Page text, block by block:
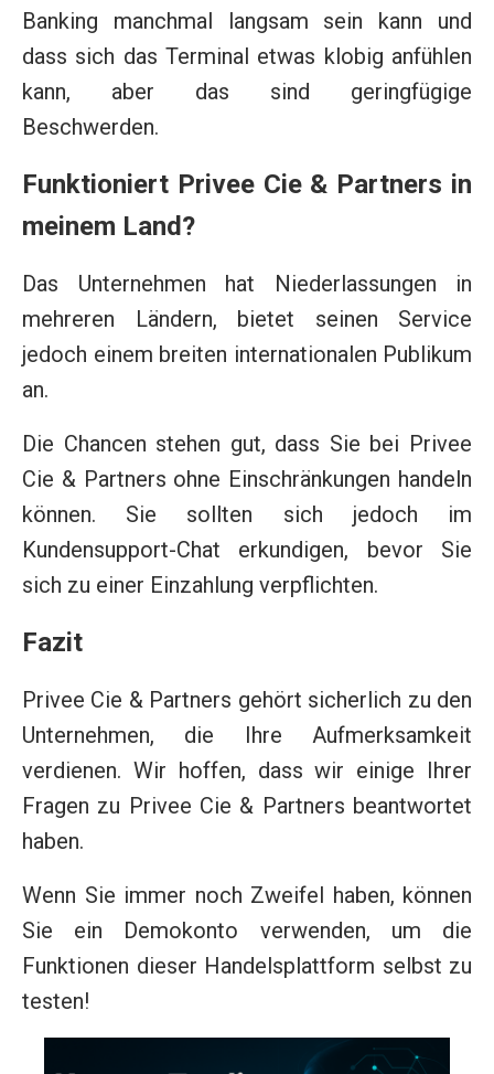
Banking manchmal langsam sein kann und
dass sich das Terminal etwas klobig anfühlen
kann, aber das sind geringfügige
Beschwerden.
Funktioniert Privee Cie & Partners in
meinem Land?
Das Unternehmen hat Niederlassungen in
mehreren Ländern, bietet seinen Service
jedoch einem breiten internationalen Publikum
an.
Die Chancen stehen gut, dass Sie bei Privee
Cie & Partners ohne Einschränkungen handeln
können. Sie sollten sich jedoch im
Kundensupport-Chat erkundigen, bevor Sie
sich zu einer Einzahlung verpflichten.
Fazit
Privee Cie & Partners gehört sicherlich zu den
Unternehmen, die Ihre Aufmerksamkeit
verdienen. Wir hoffen, dass wir einige Ihrer
Fragen zu Privee Cie & Partners beantwortet
haben.
Wenn Sie immer noch Zweifel haben, können
Sie ein Demokonto verwenden, um die
Funktionen dieser Handelsplattform selbst zu
testen!